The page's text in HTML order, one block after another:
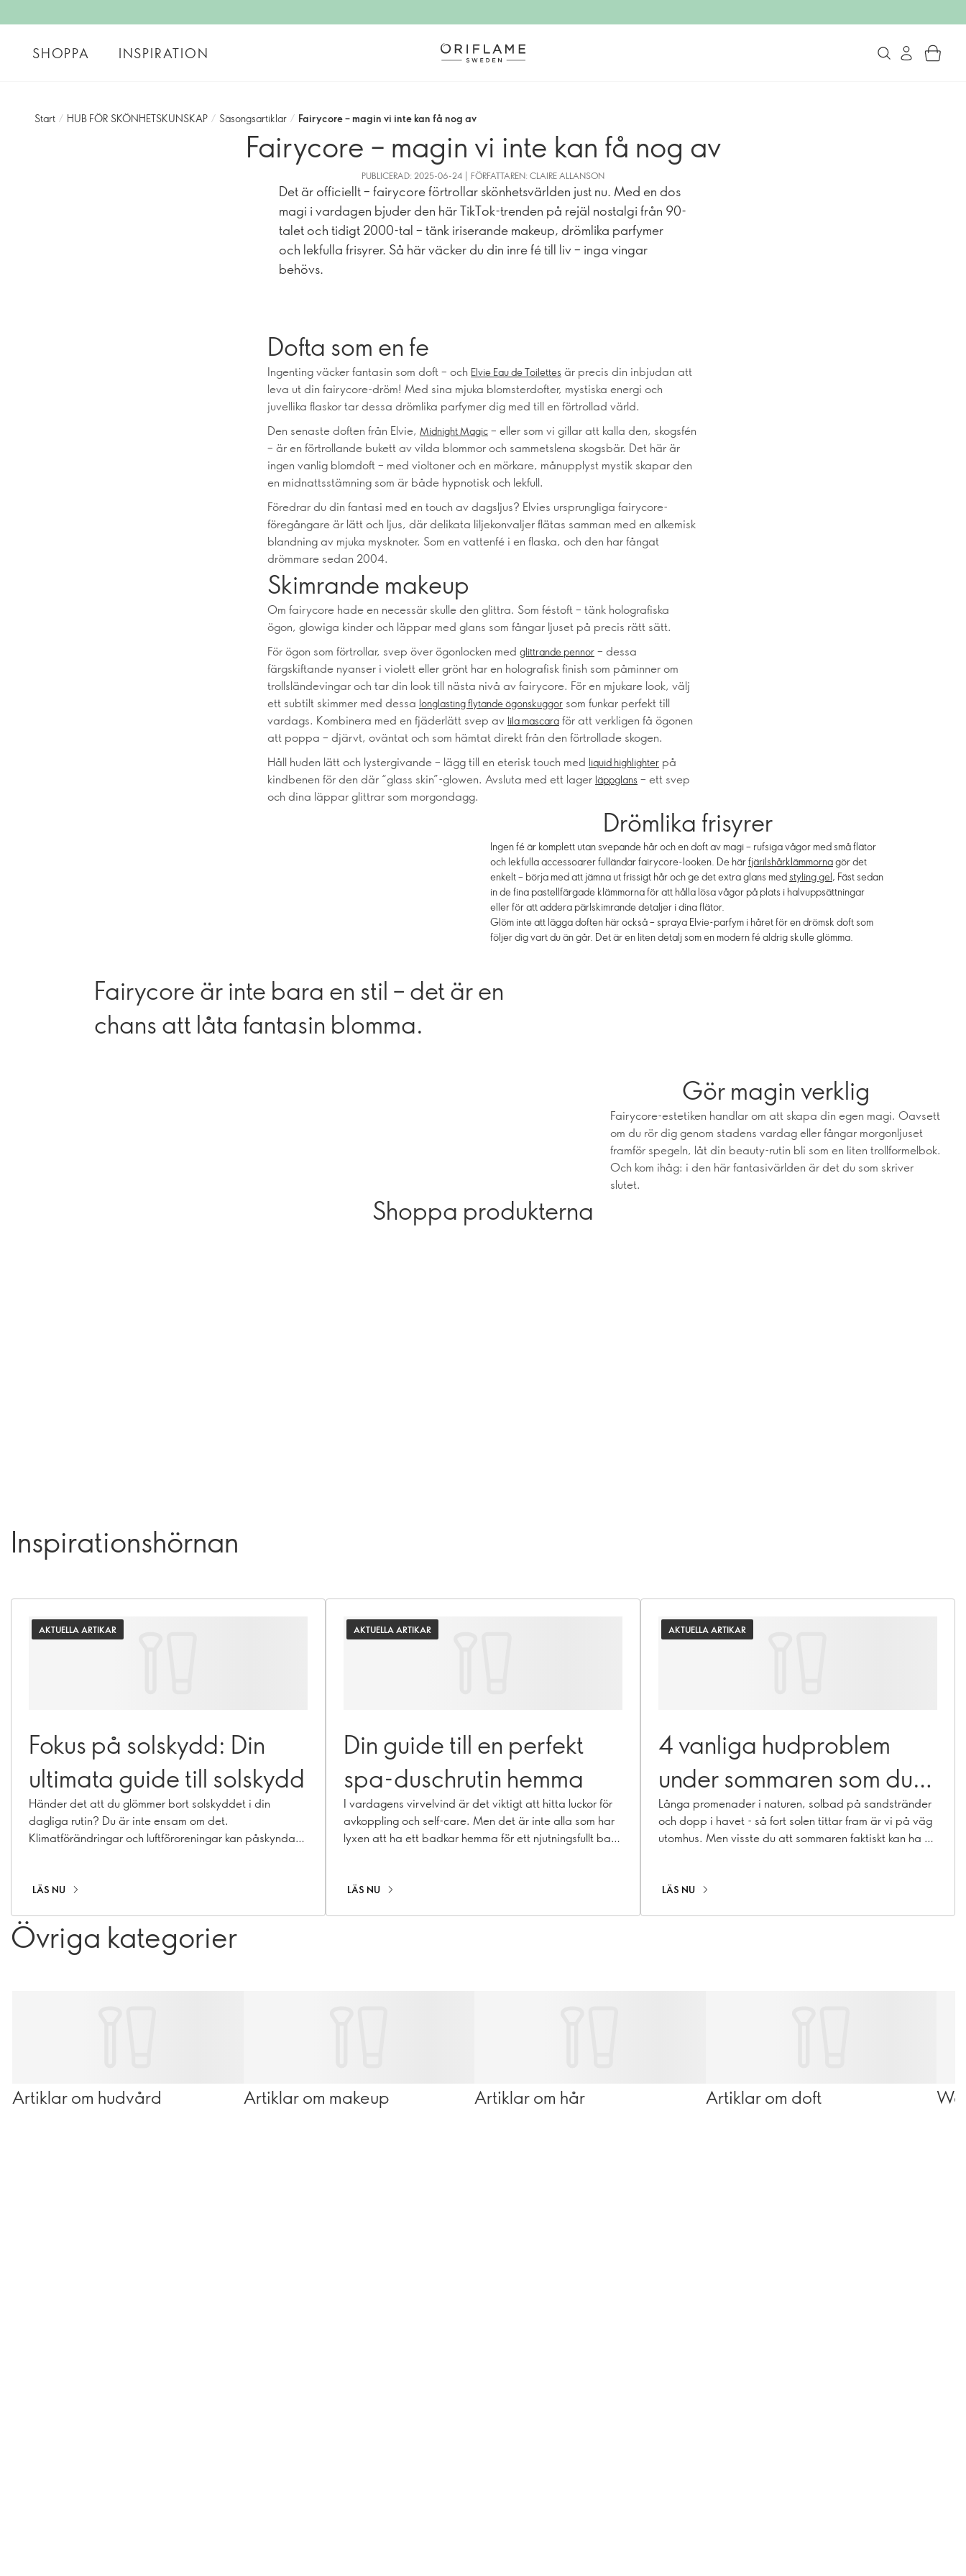
SHOPPA INSPIRATION
Start / HUB FÖR SKÖNHETSKUNSKAP / Säsongsartiklar / Fairycore – magin vi inte kan få nog av
Fairycore – magin vi inte kan få nog av
PUBLICERAD: 2025-06-24 | FÖRFATTAREN: CLAIRE ALLANSON
Det är officiellt – fairycore förtrollar skönhetsvärlden just nu. Med en dos
magi i vardagen bjuder den här TikTok-trenden på rejäl nostalgi från 90-
talet och tidigt 2000-tal – tänk iriserande makeup, drömlika parfymer
och lekfulla frisyrer. Så här väcker du din inre fé till liv – inga vingar
behövs.
Dofta som en fe
Ingenting väcker fantasin som doft – och Elvie Eau de Toilettes är precis din inbjudan att
leva ut din fairycore-dröm! Med sina mjuka blomsterdofter, mystiska energi och
juvellika flaskor tar dessa drömlika parfymer dig med till en förtrollad värld.
Den senaste doften från Elvie, Midnight Magic – eller som vi gillar att kalla den, skogsfén
– är en förtrollande bukett av vilda blommor och sammetslena skogsbär. Det här är
ingen vanlig blomdoft – med violtoner och en mörkare, månupplyst mystik skapar den
en midnattsstämning som är både hypnotisk och lekfull.
Föredrar du din fantasi med en touch av dagsljus? Elvies ursprungliga fairycore-
föregångare är lätt och ljus, där delikata liljekonvaljer flätas samman med en alkemisk
blandning av mjuka mysknoter. Som en vattenfé i en flaska, och den har fångat
drömmare sedan 2004.
Skimrande makeup
Om fairycore hade en necessär skulle den glittra. Som féstoft – tänk holografiska
ögon, glowiga kinder och läppar med glans som fångar ljuset på precis rätt sätt.
För ögon som förtrollar, svep över ögonlocken med glittrande pennor – dessa
färgskiftande nyanser i violett eller grönt har en holografisk finish som påminner om
trollsländevingar och tar din look till nästa nivå av fairycore. För en mjukare look, välj
ett subtilt skimmer med dessa longlasting flytande ögonskuggor som funkar perfekt till
vardags. Kombinera med en fjäderlätt svep av lila mascara för att verkligen få ögonen
att poppa – djärvt, oväntat och som hämtat direkt från den förtrollade skogen.
Håll huden lätt och lystergivande – lägg till en eterisk touch med liquid highlighter på
kindbenen för den där “glass skin”-glowen. Avsluta med ett lager läppglans – ett svep
och dina läppar glittrar som morgondagg.
Drömlika frisyrer
Ingen fé är komplett utan svepande hår och en doft av magi – rufsiga vågor med små flätor
och lekfulla accessoarer fulländar fairycore-looken. De härfjärilshårklämmornagör det
enkelt – börja med att jämna ut frissigt hår och ge det extra glans medstyling gel, Fäst sedan
in de fina pastellfärgade klämmorna för att hålla lösa vågor på plats i halvuppsättningar
eller för att addera pärlskimrande detaljer i dina flätor.
Glöm inte att lägga doften här också – spraya Elvie-parfym i håret för en drömsk doft som
följer dig vart du än går. Det är en liten detalj som en modern fé aldrig skulle glömma.
Fairycore är inte bara en stil – det är en
chans att låta fantasin blomma.
Gör magin verklig
Fairycore-estetiken handlar om att skapa din egen magi. Oavsett
om du rör dig genom stadens vardag eller fångar morgonljuset
framför spegeln, låt din beauty-rutin bli som en liten trollformelbok.
Och kom ihåg: i den här fantasivärlden är det du som skriver
slutet.
Shoppa produkterna
Inspirationshörnan
AKTUELLA ARTIKAR
Fokus på solskydd: Din
ultimata guide till solskydd
Händer det att du glömmer bort solskyddet i din
dagliga rutin? Du är inte ensam om det.
Klimatförändringar och luftföroreningar kan påskynda
solskyddsprodukter, som omfattar SPF, fuktcremer med
du skydda dig året runt!
LÄS NU
AKTUELLA ARTIKAR
Din guide till en perfekt
spa-duschrutin hemma
I vardagens virvelvind är det viktigt att hitta luckor för
avkoppling och self-care. Men det är inte alla som har
lyxen att ha ett badkar hemma för ett njutningsfullt bad.
liknande upplevelse. Upptäck ritual rinses - en
LÄS NU
AKTUELLA ARTIKAR
4 vanliga hudproblem
under sommaren som du
kan förebygga
Långa promenader i naturen, solbad på sandstränder
och dopp i havet - så fort solen tittar fram är vi på väg
utomhus. Men visste du att sommaren faktiskt kan ha en
tackla dem.
LÄS NU
Övriga kategorier
Artiklar om hudvård Artiklar om makeup Artiklar om hår Artiklar om doft